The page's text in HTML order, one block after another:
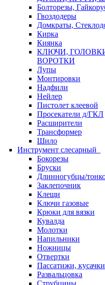
Болторезы,
Гвоздодеры
Домкраты,
Кирка
Киянка
КЛЮЧИ,
ВОРОТКИ
Лупы
Монтировки
Надфили
Нейлер
Пистолет клеевой
Просекатели д/ГКЛ
Расширители
Трансформер
Шило
Инструмент слесарный
Бокорезы
Бруски
Длинногубцы/
Заклепочник
Клещи
Ключи газовые
Крюки для вязки
Кувалда
Молотки
Напильники
Ножницы
Отвертки
Пассатижи, кусачки
Развальцовка
Струбцины